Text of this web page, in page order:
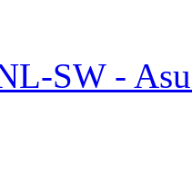
SW -